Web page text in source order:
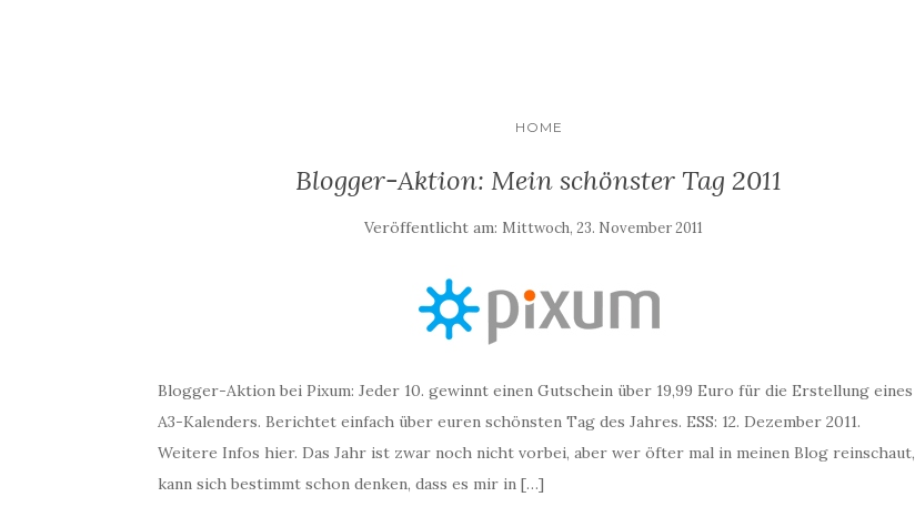
HOME
Blogger-Aktion: Mein schönster Tag 2011
Veröffentlicht am: Mittwoch, 23. November 2011
Blogger-Aktion bei Pixum: Jeder 10. gewinnt einen Gutschein über 19,99 Euro für die Erstellung eines
A3-Kalenders. Berichtet einfach über euren schönsten Tag des Jahres. ESS: 12. Dezember 2011.
Weitere Infos hier. Das Jahr ist zwar noch nicht vorbei, aber wer öfter mal in meinen Blog reinschaut,
kann sich bestimmt schon denken, dass es mir in […]